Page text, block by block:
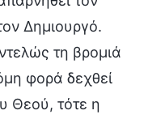
Δημιουργό.
τη βρομιά
φορά δεχθεί
Θεού, τότε η